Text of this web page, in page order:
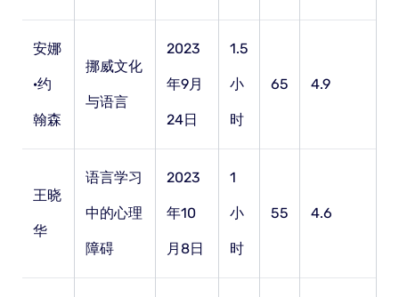
安娜
·约
翰森
挪威文化
与语言
2023
年9月
24日
1.5
小
时
65 4.9
王晓
华
语言学习
中的心理
障碍
2023
年10
月8日
1
小
时
55 4.6